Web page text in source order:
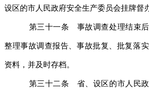
设区的市人民政府安全生产委员会挂牌督
第三十一条 事故调查处理结束后
整理事故调查报告、事故批复、批复落
资料，并及时存档。
第三十二条 省、设区的市人民政